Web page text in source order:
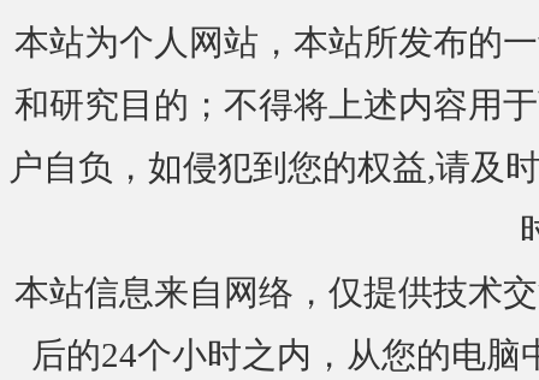
本站为个人网站，本站所发布的
和研究目的；不得将上述内容用
户自负，如侵犯到您的权益,请及
本站信息来自网络，仅提供技术
后的24个小时之内，从您的电